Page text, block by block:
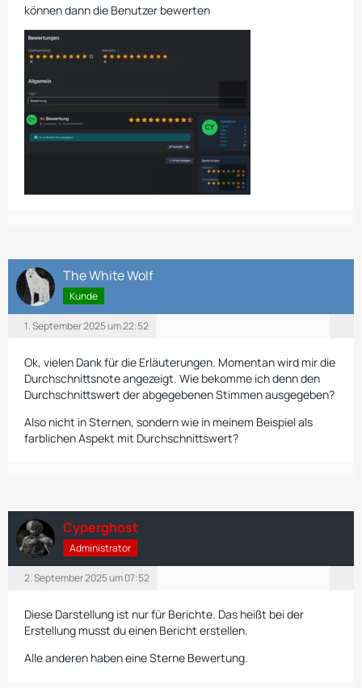
können dann die Benutzer bewerten
The White Wolf
Kunde
1. September 2025 um 22:52
Ok, vielen Dank für die Erläuterungen. Momentan wird mir die
Durchschnittsnote angezeigt. Wie bekomme ich denn den
Durchschnittswert der abgegebenen Stimmen ausgegeben?
Also nicht in Sternen, sondern wie in meinem Beispiel als
farblichen Aspekt mit Durchschnittswert?
Cyperghost
Administrator
2. September 2025 um 07:52
Diese Darstellung ist nur für Berichte. Das heißt bei der
Erstellung musst du einen Bericht erstellen.
Alle anderen haben eine Sterne Bewertung.